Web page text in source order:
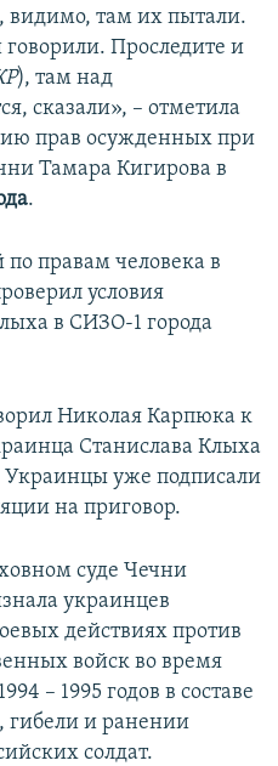
видимо, там их пытали.
Проследите и
), там над
сказали», – отметила
прав осужденных при
Тамара Кигирова в
.
правам человека в
условия
в СИЗО-1 города
Николая Карпюка к
Станислава Клыха
Украинцы уже подписали
на приговор.
суде Чечни
украинцев
действиях против
войск во время
– 1995 годов в составе
гибели и ранении
солдат.